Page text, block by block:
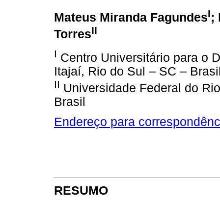
Mateus Miranda FagundesI;
TorresII
I Centro Universitário para o
Itajaí, Rio do Sul – SC –
II Universidade Federal do
Brasil
Endereço para
RESUMO